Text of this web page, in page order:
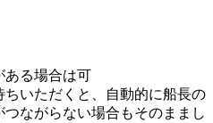
ある場合は可
いただくと、自動的に船長の
ながらない場合もそのままし